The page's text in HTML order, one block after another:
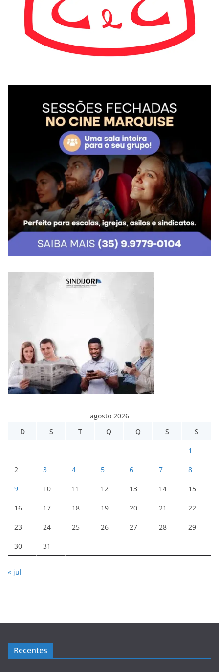
agosto 2026
D
S T Q Q S S
1
2 3 4 5 6 7 8
9 10 11 12 13 14 15
16 17 18 19 20 21 22
23 24 25 26 27 28 29
30 31
« jul
Recentes